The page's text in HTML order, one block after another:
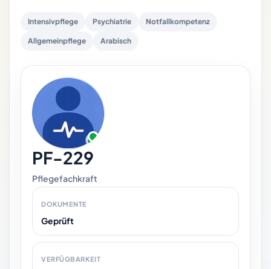
Intensivpflege Psychiatrie Notfallkompetenz
Allgemeinpflege Arabisch
PF-229
Pflegefachkraft
DOKUMENTE
Geprüft
VERFÜGBARKEIT